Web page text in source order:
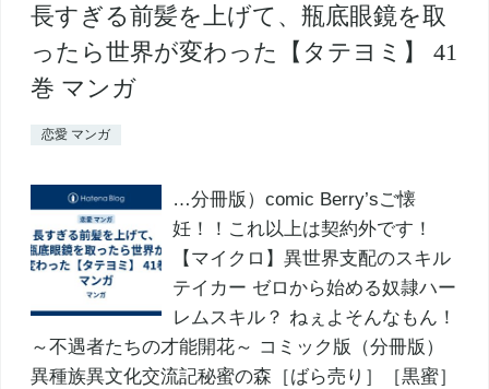
長すぎる前髪を上げて、瓶底眼鏡を取
ったら世界が変わった【タテヨミ】 41
巻 マンガ
恋愛 マンガ
…分冊版）comic Berry’sご懐
妊！！これ以上は契約外です！
【マイクロ】異世界支配のスキル
テイカー ゼロから始める奴隷ハー
レムスキル？ ねぇよそんなもん！
～不遇者たちの才能開花～ コミック版（分冊版）
異種族異文化交流記秘蜜の森［ばら売り］［黒蜜］